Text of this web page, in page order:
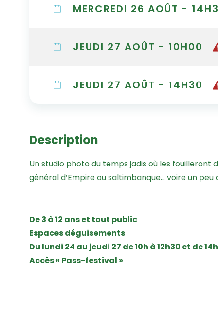
MERCREDI 26 AOÛT -
JEUDI 27 AOÛT - 10H00
JEUDI 27 AOÛT - 14H30
Description
Un studio photo du temps jadis où les fouilleront
général d’Empire ou saltimbanque… voire un
De 3 à 12 ans et tout public
Espaces déguisements
Du lundi 24 au jeudi 27 de 10h à 12h30 et de
Accès « Pass-festival »